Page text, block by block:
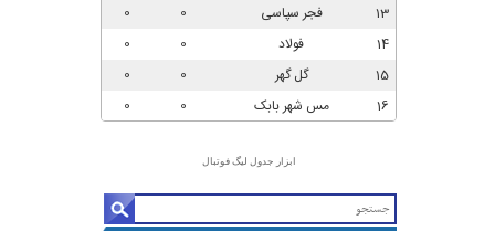
ابزار جدول لیگ فوتبال